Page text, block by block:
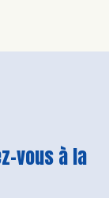
vous à la